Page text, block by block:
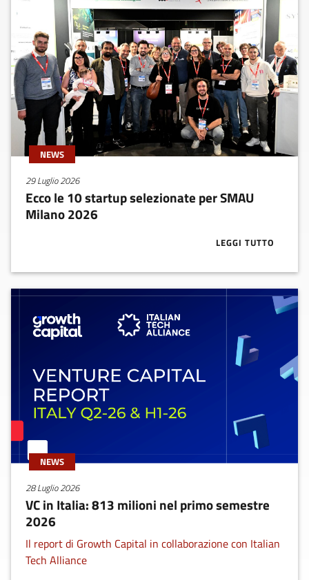
NEWS
29 Luglio 2026
Ecco le 10 startup selezionate per SMAU
Milano 2026
LEGGI TUTTOABOUT ECCO
NEWS
28 Luglio 2026
VC in Italia: 813 milioni nel primo semestre
2026
Il report di Growth Capital in collaborazione con Italian
Tech Alliance